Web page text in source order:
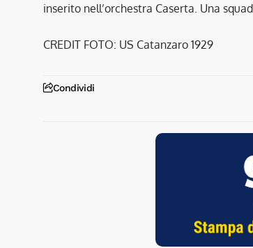
inserito nell’orchestra Caserta. Una
CREDIT FOTO: US Catanzaro 1929
Condividi